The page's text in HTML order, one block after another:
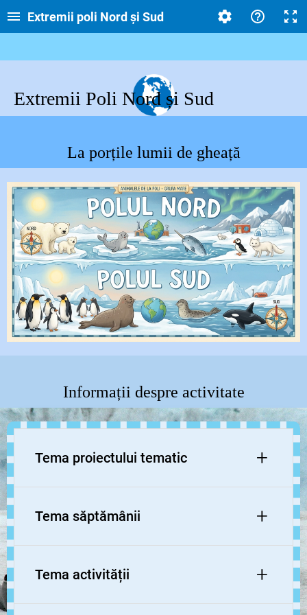
Extremii poli Nord și Sud
Extremii Poli Nord și Sud
La porțile lumii de gheață
Informații despre activitate
Tema proiectului tematic +
„Să cunoaștem lumea viețuitoarelor”
Tema săptămânii +
„Extremii poli Nord și Sud”
Tema activității +